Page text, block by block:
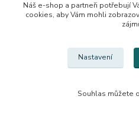
Upravit
REPULSE s.r.o. |
Náš e-shop a partneři potřebují
cookies, aby Vám mohli
Nastavení
Souhlas můžete